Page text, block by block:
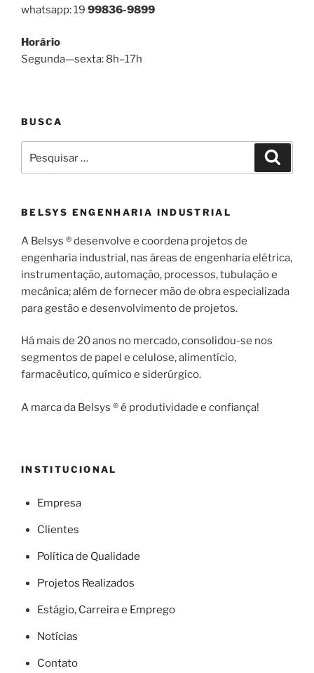
whatsapp: 19 99836-9899
Horário
Segunda—sexta: 8h–17h
BUSCA
por:
BELSYS ENGENHARIA INDUSTRIAL
A Belsys ® desenvolve e coordena projetos de
engenharia industrial, nas áreas de engenharia elétrica,
instrumentação, automação, processos, tubulação e
mecânica; além de fornecer mão de obra especializada
para gestão e desenvolvimento de projetos.
Há mais de 20 anos no mercado, consolidou-se nos
segmentos de papel e celulose, alimentício,
farmacêutico, químico e siderúrgico.
A marca da Belsys ® é produtividade e confiança!
INSTITUCIONAL
Empresa
Clientes
Política de Qualidade
Projetos Realizados
Estágio, Carreira e Emprego
Notícias
Contato